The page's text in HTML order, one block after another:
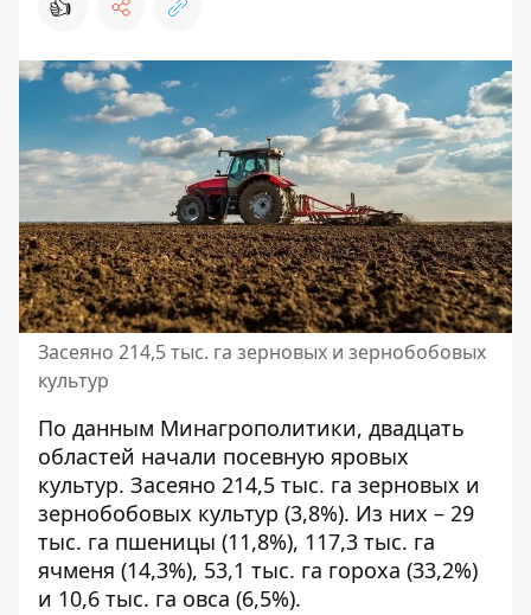
👍
Засеяно 214,5 тыс. га зерновых и зернобобовых
культур
По данным Минагрополитики, двадцать
областей начали посевную яровых
культур. Засеяно 214,5 тыс. га зерновых и
зернобобовых культур (3,8%). Из них – 29
тыс. га пшеницы (11,8%), 117,3 тыс. га
ячменя (14,3%), 53,1 тыс. га гороха (33,2%)
и 10,6 тыс. га овса (6,5%).